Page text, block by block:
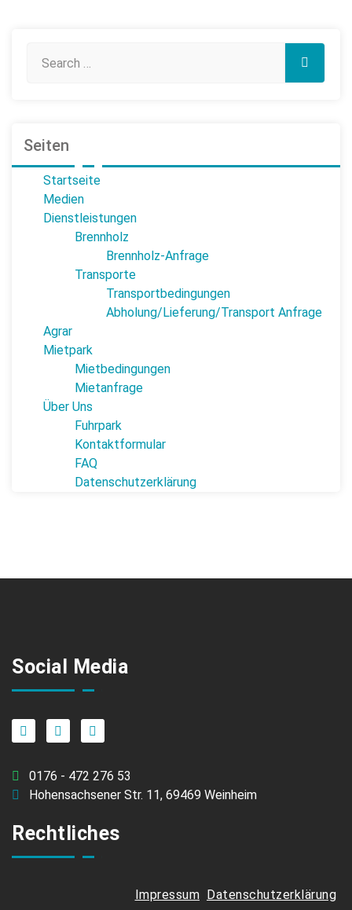
Seiten
Startseite
Medien
Dienstleistungen
Brennholz
Brennholz-Anfrage
Transporte
Transportbedingungen
Abholung/Lieferung/Transport Anfrage
Agrar
Mietpark
Mietbedingungen
Mietanfrage
Über Uns
Fuhrpark
Kontaktformular
FAQ
Datenschutzerklärung
Social Media
0176 - 472 276 53
Hohensachsener Str. 11, 69469 Weinheim
Rechtliches
Impressum Datenschutzerklärung